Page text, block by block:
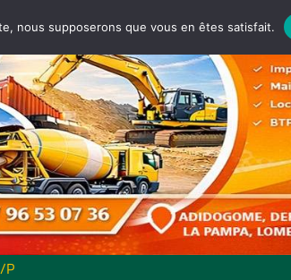
P
nous supposerons que vous en êtes satisfait.